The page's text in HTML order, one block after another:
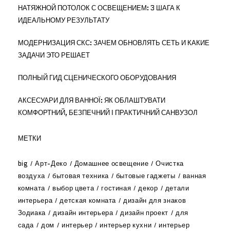
НАТЯЖНОЙ ПОТОЛОК С ОСВЕЩЕНИЕМ: 3 ШАГА К
ИДЕАЛЬНОМУ РЕЗУЛЬТАТУ
МОДЕРНИЗАЦИЯ СКС: ЗАЧЕМ ОБНОВЛЯТЬ СЕТЬ И КАКИЕ
ЗАДАЧИ ЭТО РЕШАЕТ
ПОЛНЫЙ ГИД СЦЕНИЧЕСКОГО ОБОРУДОВАНИЯ
АКСЕСУАРИ ДЛЯ ВАННОЇ: ЯК ОБЛАШТУВАТИ
КОМФОРТНИЙ, БЕЗПЕЧНИЙ І ПРАКТИЧНИЙ САНВУЗОЛ
МЕТКИ
big Арт-Деко Домашнее освещение
Очистка
воздуха
бытовая техника бытовые гаджеты
ванная
комната
выбор цвета гостиная декор
детали
интерьера
детская комната
дизайн для знаков
Зодиака
дизайн интерьера дизайн проект
для
сада
дом интерьер интерьер кухни
интерьер